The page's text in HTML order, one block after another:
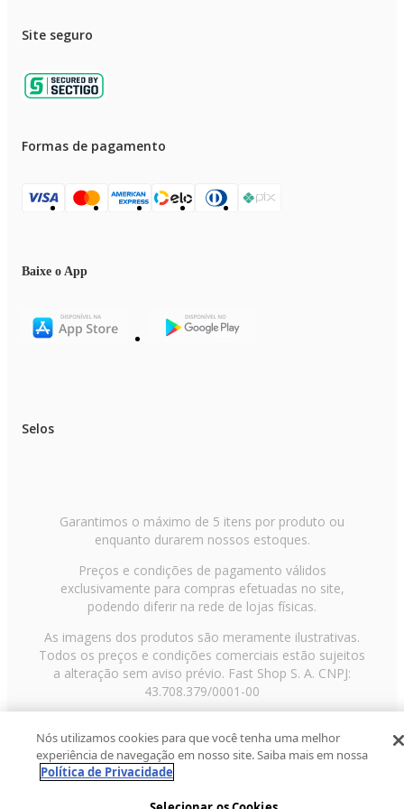
Ativo anti-idade de NEOSTRATA®, que estimula a síntese de colágeno,
-Vitamina E:
Lista completa de ingredientes:
Salicylate, Ethylhexyl Triazone, Methylene Bis-Benzotriazolyl
Tetramethylbutylphenol, Titanium Dioxide, Bis-Ethylhexyloxyphenol
não oferece nenhuma proteção contra a insolação. Evite exposição
prolongada das crianças ao sol. Produto de uso adulto. Evite contato com
olhos. Caso isso aconteça, enxágue-os com água em abundância. Em
Site seguro
Formas de pagamento
Baixe o App
Selos
Garantimos o máximo de 5 itens por produto ou
enquanto durarem nossos estoques.
Preços e condições de pagamento válidos
exclusivamente para compras efetuadas no site,
podendo diferir na rede de lojas físicas.
As imagens dos produtos são meramente ilustrativas.
Todos os preços e condições comerciais estão sujeitos
a alteração sem aviso prévio. Fast Shop S. A. CNPJ:
43.708.379/0001-00
Paulo/SP, CEP 02029-001, Telefone: 11 3003-3728 ©
2013 Fast Shop - Todos os direitos reservadosRF
Nós utilizamos cookies para que você tenha uma melhor
experiência de navegação em nosso site. Saiba mais em nossa
Política de Privacidade